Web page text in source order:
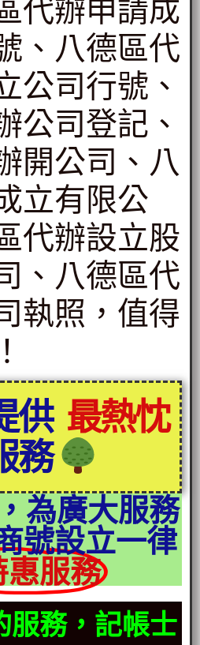
代辦申請成
、八德區代
公司行號、
公司登記、
開公司、八
立有限公
代辦設立股
、八德區代
執照，值得
供 最熱忱
務
為廣大服務
號設立一律
服務
服務，記帳士